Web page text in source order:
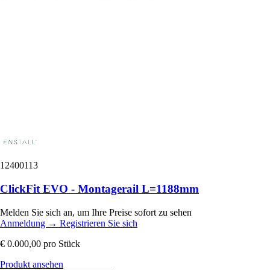
12400113
ClickFit EVO - Montagerail L=1188mm
Melden Sie sich an, um Ihre Preise sofort zu sehen
Anmeldung → Registrieren Sie sich
€ 0.000,00 pro Stück
Produkt ansehen